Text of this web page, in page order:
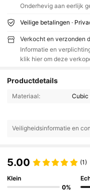
Onderhevig aan eerlijk
Veilige betalingen ·
Verkocht en verzonden
Informatie en
klik hier om deze
Productdetails
Materiaal: Cubic
Veiligheidsinformatie en
5.00 (1)
Klein
0%